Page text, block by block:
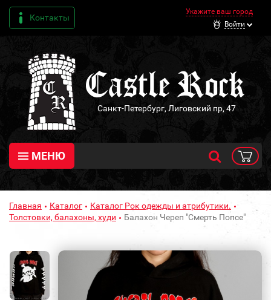
Контакты
Укажите ваш город
Войти
Санкт-Петербург, Лиговский пр, 47
МЕНЮ
Главная Каталог
Каталог Рок одежды и атрибутики.
Толстовки, балахоны, худи
Балахон Череп "Смерть Попсе"